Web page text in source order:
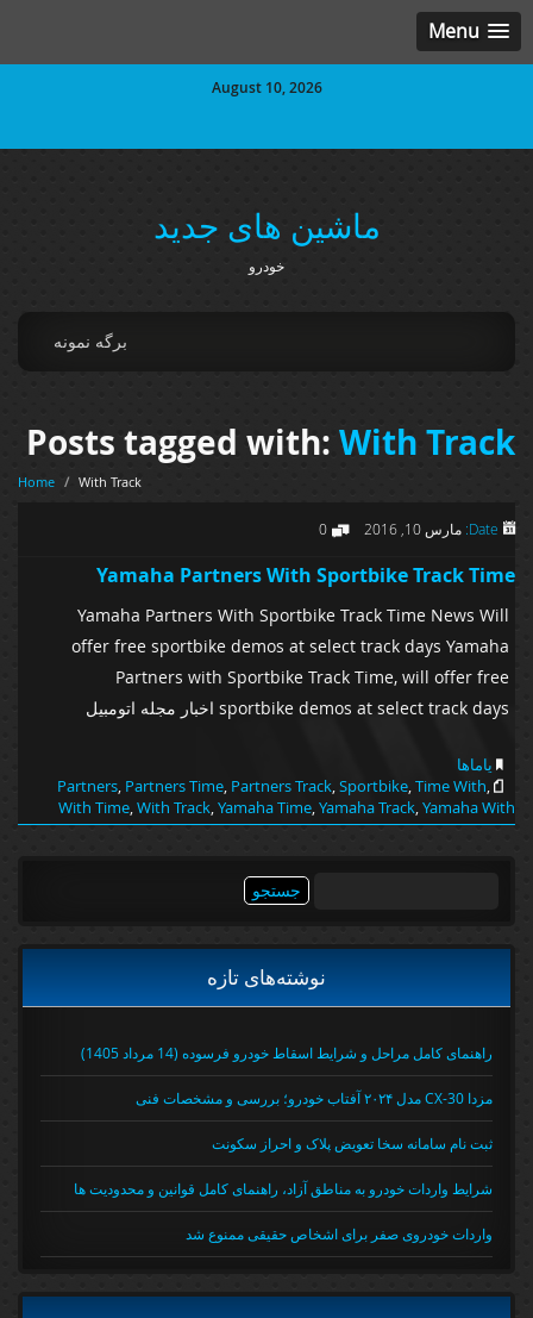
Menu
August 10, 2026
ماشین های جدید
خودرو
برگه نمونه
Posts tagged with:With Track
Home / With Track
Date: مارس 10, 2016 0
Yamaha Partners With Sportbike Track Time
Yamaha Partners With Sportbike Track Time News Will
offer free sportbike demos at select track days Yamaha
Partners with Sportbike Track Time, will offer free
sportbike demos at select track days اخبار مجله اتومبیل
یاماها
Partners,Partners Time,Partners Track,Sportbike,Time With
With Time,With Track,Yamaha Time,Yamaha Track,Yamaha With
نوشته‌های تازه
راهنمای کامل مراحل و شرایط اسقاط خودرو فرسوده (14 مرداد 1405)
مزدا CX-30 مدل ۲۰۲۴ آفتاب خودرو؛ بررسی و مشخصات فنی
ثبت نام سامانه سخا تعویض پلاک و احراز سکونت
شرایط واردات خودرو به مناطق آزاد، راهنمای کامل قوانین و محدودیت ها
واردات خودروی صفر برای اشخاص حقیقی ممنوع شد